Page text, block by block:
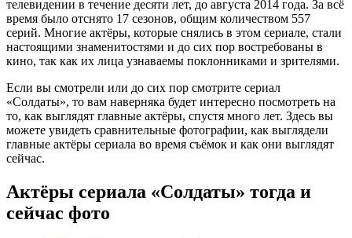
телевидении в течение десяти лет, до августа 2014 года. За всё
время было отснято 17 сезонов, общим количеством 557
серий. Многие актёры, которые снялись в этом сериале, стали
настоящими знаменитостями и до сих пор востребованы в
кино, так как их лица узнаваемы поклонниками и зрителями.
Если вы смотрели или до сих пор смотрите сериал
«Солдаты», то вам наверняка будет интересно посмотреть на
то, как выглядят главные актёры, спустя много лет. Здесь вы
можете увидеть сравнительные фотографии, как выглядели
главные актёры сериала во время съёмок и как они выглядят
сейчас.
Актёры сериала «Солдаты» тогда и
сейчас фото